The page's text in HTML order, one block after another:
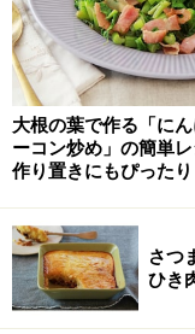
方・手順
■ ズッキーニと手
1
塩をもみ込む
ズッキーニは幅
て厚めにスライス
適量ふっておく。
大根の葉で作る「に
ーコン炒め」の簡単レ
作り置きにもぴったり
さつ
ひき